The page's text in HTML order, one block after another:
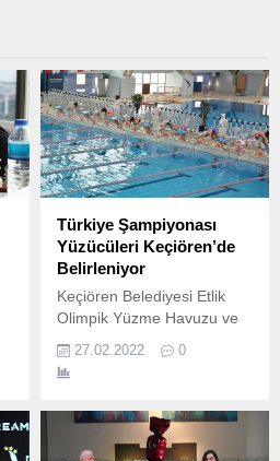
Türkiye Şampiyonası
Yüzücüleri Keçiören’de
Belirleniyor
Keçiören Belediyesi Etlik
Olimpik Yüzme Havuzu ve
27.02.2022 0